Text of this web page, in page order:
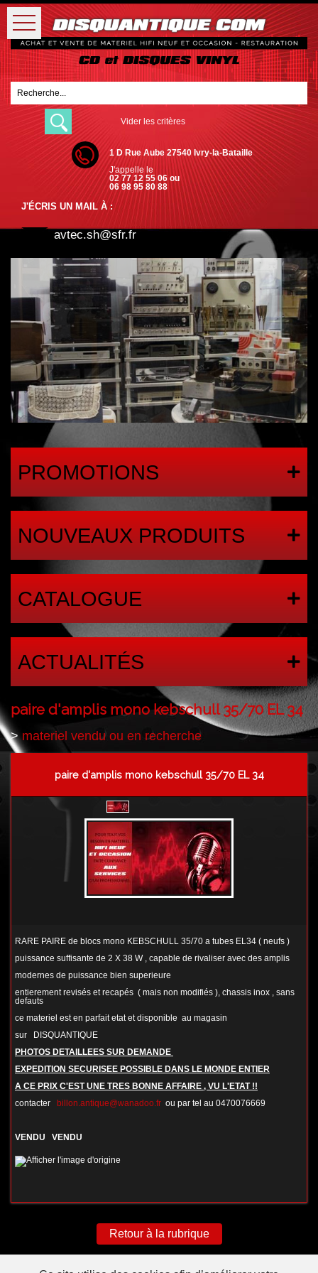
Vider les critères
1 D Rue Aube 27540 Ivry-la-Bataille
J'appelle le
02 77 12 55 06 ou
06 98 95 80 88
J'ÉCRIS UN MAIL À :
avtec.sh@sfr.fr
PROMOTIONS
NOUVEAUX PRODUITS
CATALOGUE
ACTUALITÉS
paire d'amplis mono kebschull 35/70 EL 34
>materiel vendu ou en recherche
paire d'amplis mono kebschull 35/70 EL 34
RARE PAIRE de blocs mono KEBSCHULL 35/70 a tubes EL34 ( neufs )
puissance suffisante de 2 X 38 W , capable de rivaliser avec des amplis
modernes de puissance bien superieure
entierement revisés et recapés ( mais non modifiés ), chassis inox , sans
defauts
ce materiel est en parfait etat et disponible au magasin
sur DISQUANTIQUE
PHOTOS DETAILLEES SUR DEMANDE
EXPEDITION SECURISEE POSSIBLE DANS LE MONDE ENTIER
A CE PRIX C'EST UNE TRES BONNE AFFAIRE , VU L'ETAT !!
contacter billon.antique@wanadoo.fr ou par tel au 0470076669
VENDU VENDU
Retour à la rubrique